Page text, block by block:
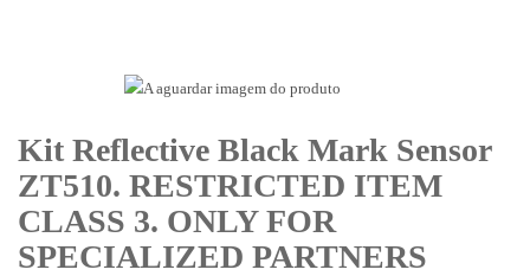
Kit Reflective Black Mark Sensor
ZT510. RESTRICTED ITEM
CLASS 3. ONLY FOR
SPECIALIZED PARTNERS